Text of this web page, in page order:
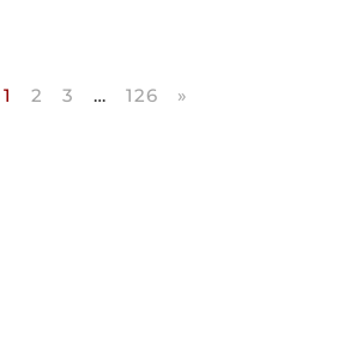
1 2 3 … 126 »